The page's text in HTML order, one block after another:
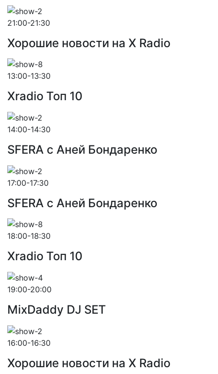
21:00-21:30
Хорошие новости на X Radio
13:00-13:30
Xradio Топ 10
14:00-14:30
SFERA с Аней Бондаренко
17:00-17:30
SFERA с Аней Бондаренко
18:00-18:30
Xradio Топ 10
19:00-20:00
MixDaddy DJ SET
16:00-16:30
Хорошие новости на X Radio